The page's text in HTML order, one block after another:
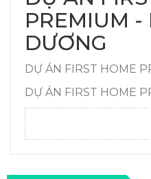
PREMIUM -
DƯƠNG
DỰ ÁN FIRST HOME
DỰ ÁN FIRST HOME